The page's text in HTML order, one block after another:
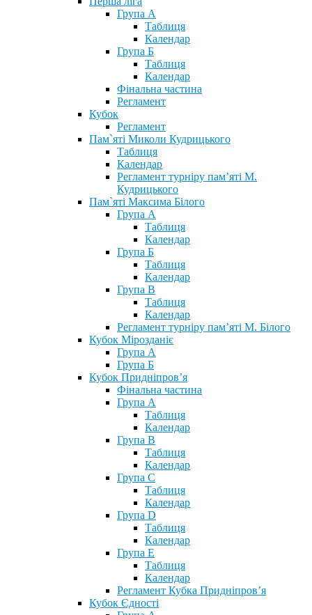
Група А
Таблиця
Календар
Група Б
Таблиця
Календар
Фінальна частина
Регламент
Кубок
Регламент
Пам`яті Миколи Кудрицького
Таблиця
Календар
Регламент турніру пам’яті М.
Кудрицького
Пам`яті Максима Білого
Група А
Таблиця
Календар
Група Б
Таблиця
Календар
Група В
Таблиця
Календар
Регламент турніру пам’яті М. Білого
Кубок Мірозданіє
Група А
Група Б
Кубок Придніпров’я
Фінальна частина
Група А
Таблиця
Календар
Група В
Таблиця
Календар
Група С
Таблиця
Календар
Група D
Таблиця
Календар
Група Е
Таблиця
Календар
Регламент Кубка Придніпров’я
Кубок Єдності